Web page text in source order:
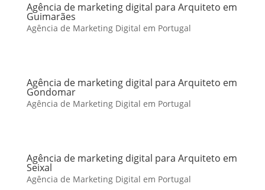
Agência de marketing digital para Arquiteto em
Guimarães
Agência de Marketing Digital em Portugal
Agência de marketing digital para Arquiteto em
Gondomar
Agência de Marketing Digital em Portugal
Agência de marketing digital para Arquiteto em
Seixal
Agência de Marketing Digital em Portugal